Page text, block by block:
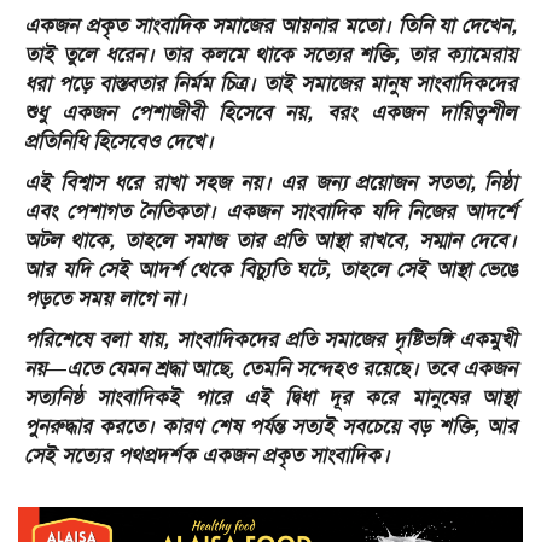
একজন প্রকৃত সাংবাদিক সমাজের আয়নার মতো। তিনি যা দেখেন,
তাই তুলে ধরেন। তার কলমে থাকে সত্যের শক্তি, তার ক্যামেরায়
ধরা পড়ে বাস্তবতার নির্মম চিত্র। তাই সমাজের মানুষ সাংবাদিকদের
শুধু একজন পেশাজীবী হিসেবে নয়, বরং একজন দায়িত্বশীল
প্রতিনিধি হিসেবেও দেখে।
এই বিশ্বাস ধরে রাখা সহজ নয়। এর জন্য প্রয়োজন সততা, নিষ্ঠা
এবং পেশাগত নৈতিকতা। একজন সাংবাদিক যদি নিজের আদর্শে
অটল থাকে, তাহলে সমাজ তার প্রতি আস্থা রাখবে, সম্মান দেবে।
আর যদি সেই আদর্শ থেকে বিচ্যুতি ঘটে, তাহলে সেই আস্থা ভেঙে
পড়তে সময় লাগে না।
পরিশেষে বলা যায়, সাংবাদিকদের প্রতি সমাজের দৃষ্টিভঙ্গি একমুখী
নয়—এতে যেমন শ্রদ্ধা আছে, তেমনি সন্দেহও রয়েছে। তবে একজন
সত্যনিষ্ঠ সাংবাদিকই পারে এই দ্বিধা দূর করে মানুষের আস্থা
পুনরুদ্ধার করতে। কারণ শেষ পর্যন্ত সত্যই সবচেয়ে বড় শক্তি, আর
সেই সত্যের পথপ্রদর্শক একজন প্রকৃত সাংবাদিক।